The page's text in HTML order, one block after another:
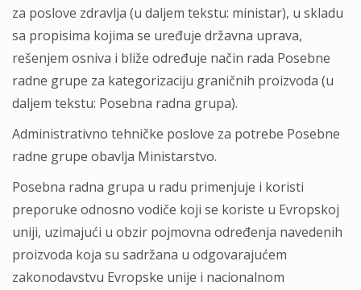
za poslove zdravlјa (u dalјem tekstu: ministar), u skladu
sa propisima kojima se uređuje državna uprava,
rešenjem osniva i bliže određuje način rada Posebne
radne grupe za kategorizaciju graničnih proizvoda (u
dalјem tekstu: Posebna radna grupa).
Administrativno tehničke poslove za potrebe Posebne
radne grupe obavlјa Ministarstvo.
Posebna radna grupa u radu primenjuje i koristi
preporuke odnosno vodiče koji se koriste u Evropskoj
uniji, uzimajući u obzir pojmovna određenja navedenih
proizvoda koja su sadržana u odgovarajućem
zakonodavstvu Evropske unije i nacionalnom